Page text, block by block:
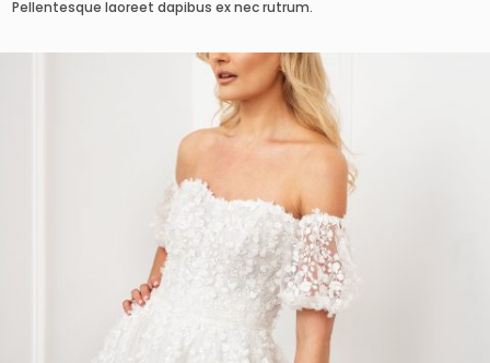
Pellentesque laoreet dapibus ex nec rutrum.